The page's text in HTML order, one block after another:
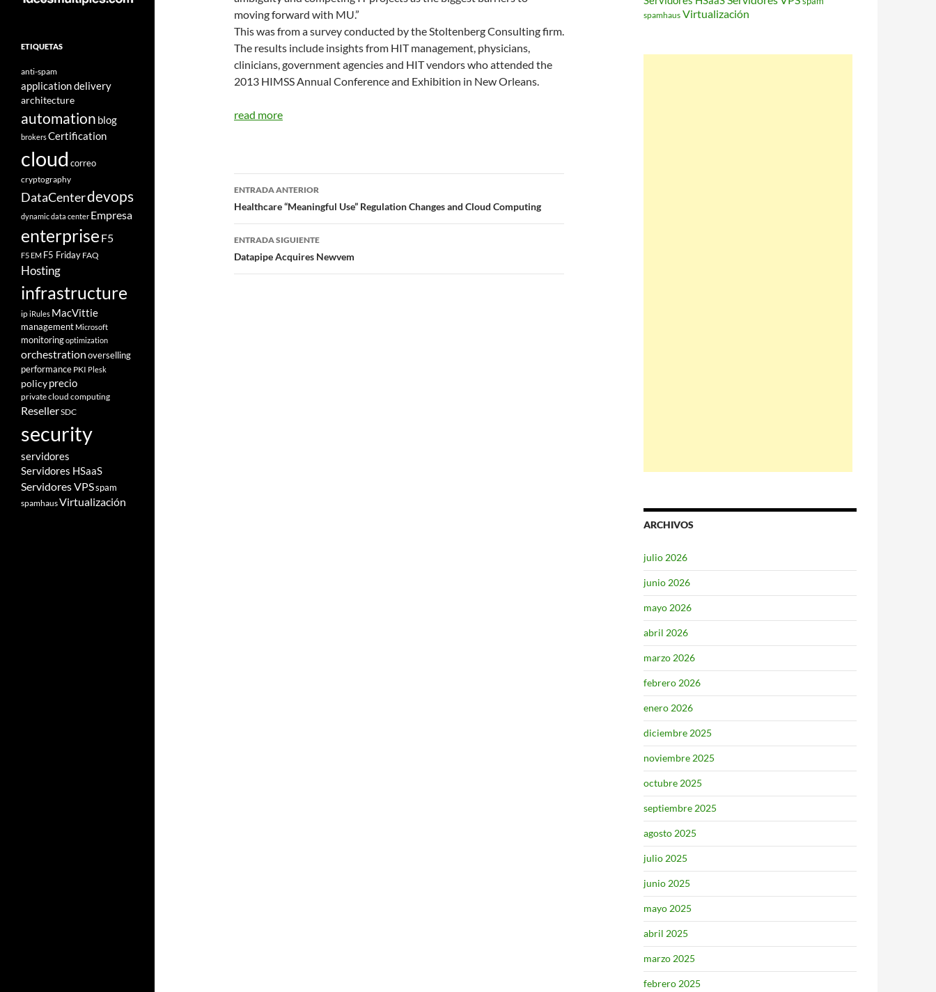
moving forward with MU.”
This was from a survey conducted by the Stoltenberg Consulting firm.
The results include insights from HIT management, physicians,
clinicians, government agencies and HIT vendors who attended the
2013 HIMSS Annual Conference and Exhibition in New Orleans.
read more
Navegador
de
entradas
ENTRADA ANTERIOR
Healthcare “Meaningful Use” Regulation Changes and Cloud Computing
ENTRADA SIGUIENTE
Datapipe Acquires Newvem
spamhaus Virtualización
ARCHIVOS
julio 2026
junio 2026
mayo 2026
abril 2026
marzo 2026
febrero 2026
enero 2026
diciembre 2025
noviembre 2025
octubre 2025
septiembre 2025
agosto 2025
julio 2025
junio 2025
mayo 2025
abril 2025
marzo 2025
febrero 2025
ETIQUETAS
anti-spam
application delivery
architecture
automation blog
brokersCertification
cloud correo
cryptography
DataCenterdevops
dynamic data center Empresa
enterprise F5
F5 EM F5 Friday FAQ
Hosting
infrastructure
ipiRules MacVittie
management Microsoft
monitoringoptimization
orchestrationoverselling
performance PKI Plesk
policyprecio
private cloud computing
ResellerSDC
security
servidores
Servidores HSaaS
Servidores VPSspam
spamhausVirtualización